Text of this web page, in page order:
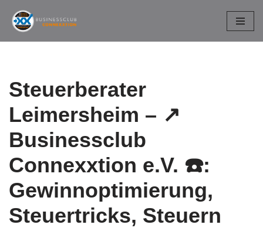
Zum
Steuerberater
Leimersheim – ↗️
Businessclub
Connexxtion e.V. ☎️:
Gewinnoptimierung,
Steuertricks, Steuern